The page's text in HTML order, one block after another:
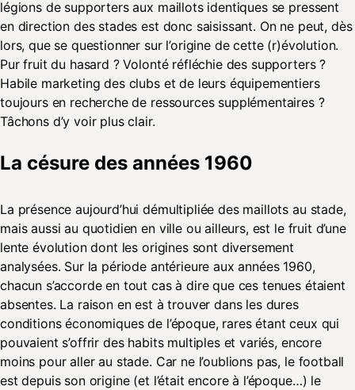
légions de supporters aux maillots identiques se pressent
en direction des stades est donc saisissant. On ne peut, dès
lors, que se questionner sur l’origine de cette (r)évolution.
Pur fruit du hasard ? Volonté réfléchie des supporters ?
Habile marketing des clubs et de leurs équipementiers
toujours en recherche de ressources supplémentaires ?
Tâchons d’y voir plus clair.
La césure des années 1960
La présence aujourd’hui démultipliée des maillots au stade,
mais aussi au quotidien en ville ou ailleurs, est le fruit d’une
lente évolution dont les origines sont diversement
analysées. Sur la période antérieure aux années 1960,
chacun s’accorde en tout cas à dire que ces tenues étaient
absentes. La raison en est à trouver dans les dures
conditions économiques de l’époque, rares étant ceux qui
pouvaient s’offrir des habits multiples et variés, encore
moins pour aller au stade. Car ne l’oublions pas, le football
est depuis son origine (et l’était encore à l’époque…) le